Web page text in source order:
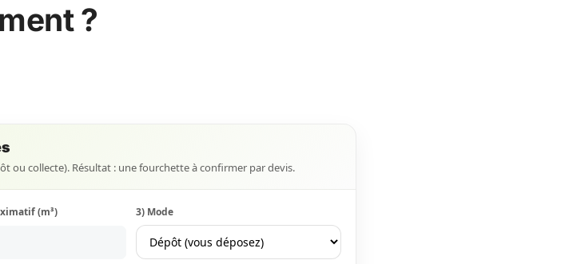
?
ou collecte). Résultat : une fourchette à confirmer par devis.
(m³) 3) Mode